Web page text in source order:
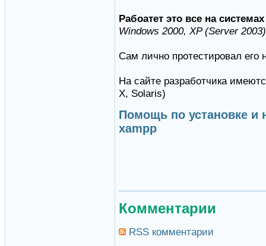
Рабоатет это все на системах
Windows 2000, XP (Server
Сам лично протестировал его
На сайте разработчика
X, Solaris)
Помощь по установке и
xampp
Комментарии
RSS комментарии